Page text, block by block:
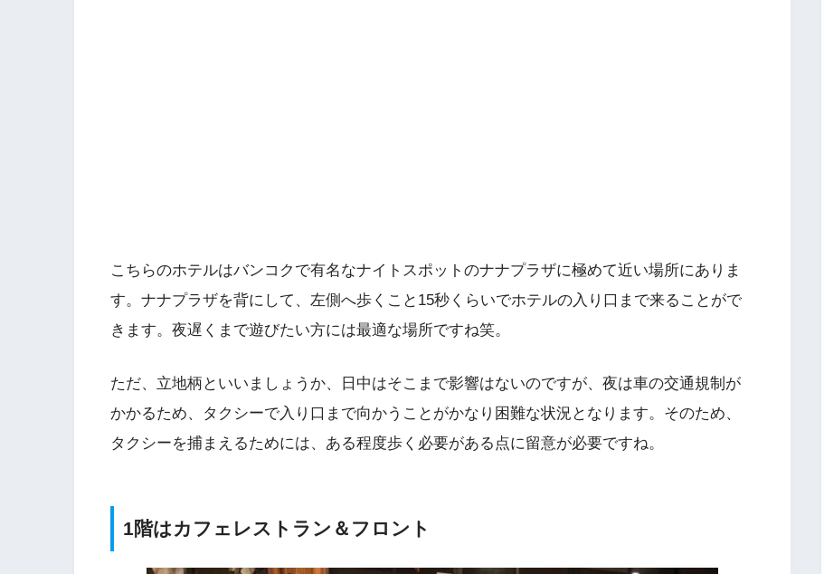
こちらのホテルはバンコクで有名なナイトスポットのナナプラザに極めて近い場所にありま
す。ナナプラザを背にして、左側へ歩くこと15秒くらいでホテルの入り口まで来ることがで
きます。夜遅くまで遊びたい方には最適な場所ですね笑。
ただ、立地柄といいましょうか、日中はそこまで影響はないのですが、夜は車の交通規制が
かかるため、タクシーで入り口まで向かうことがかなり困難な状況となります。そのため、
タクシーを捕まえるためには、ある程度歩く必要がある点に留意が必要ですね。
1階はカフェレストラン＆フロント